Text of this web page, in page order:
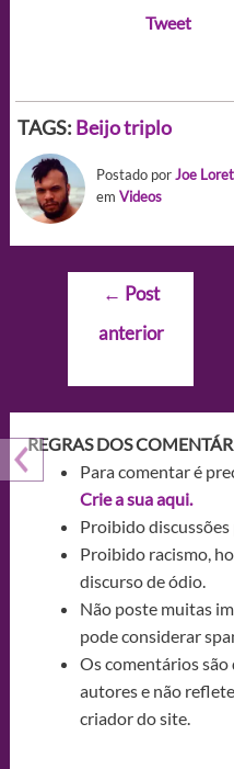
Tweet
TAGS: Beijo triplo
Postado porJoe
em Videos
Navegação
Post
← Post
anterior
REGRAS DOS
Para comentar é
Crie a sua aqui.
Proibido
Proibido racismo,
discurso de ódio.
Não poste muitas
pode considerar
Os comentários são
autores e não
criador do site.